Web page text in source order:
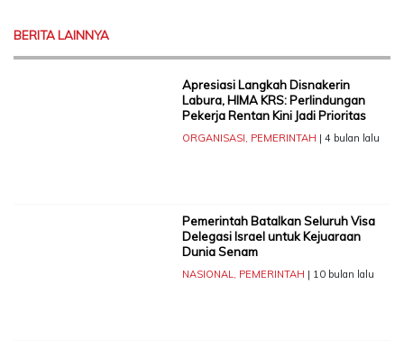
BERITA LAINNYA
Apresiasi Langkah Disnakerin
Labura, HIMA KRS: Perlindungan
Pekerja Rentan Kini Jadi Prioritas
ORGANISASI, PEMERINTAH | 4 bulan lalu
Pemerintah Batalkan Seluruh Visa
Delegasi Israel untuk Kejuaraan
Dunia Senam
NASIONAL, PEMERINTAH | 10 bulan lalu